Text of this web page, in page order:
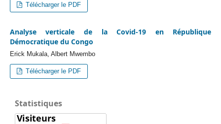
Télécharger le PDF
Analyse verticale de la Covid-19 en République
Démocratique du Congo
Erick Mukala, Albert Mwembo
Télécharger le PDF
Statistiques